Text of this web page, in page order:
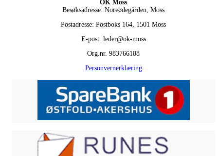
OK Moss
Besøksadresse: Noreødegården, Moss
Postadresse: Postboks 164, 1501 Moss
E-post: leder@ok-moss
Org.nr. 983766188
Personvernerklæring